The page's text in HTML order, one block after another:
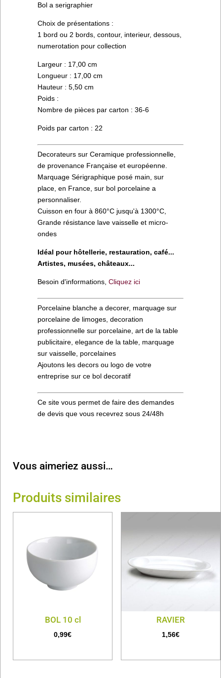
Bol a serigraphier
Choix de présentations :
1 bord ou 2 bords, contour, interieur, dessous,
numerotation pour collection
Largeur : 17,00 cm
Longueur : 17,00 cm
Hauteur : 5,50 cm
Poids :
Nombre de pièces par carton : 36-6
Poids par carton : 22
Decorateurs sur Ceramique professionnelle,
de provenance Française et européenne.
Marquage Sérigraphique posé main, sur
place, en France, sur bol porcelaine a
personnaliser.
Cuisson en four à 860°C jusqu'à 1300°C,
Grande résistance lave vaisselle et micro-
ondes
Idéal pour hôtellerie, restauration, café...
Artistes, musées, châteaux...
Besoin d'informations, Cliquez ici
Porcelaine blanche a decorer, marquage sur
porcelaine de limoges, decoration
professionnelle sur porcelaine, art de la table
publicitaire, elegance de la table, marquage
sur vaisselle, porcelaines
Ajoutons les decors ou logo de votre
entreprise sur ce bol decoratif
Ce site vous permet de faire des demandes
de devis que vous recevrez sous 24/48h
Vous aimeriez aussi…
Produits similaires
BOL 10 cl
0,99€
RAVIER
1,56€